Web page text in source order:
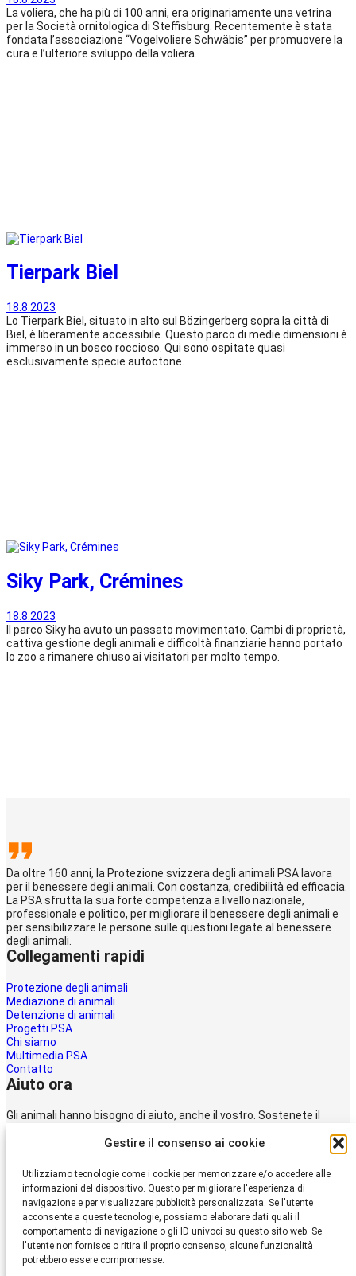
Gestire il consenso ai cookie
Utilizziamo tecnologie come i cookie per memorizzare e/o accedere alle
informazioni del dispositivo. Questo per migliorare l'esperienza di
navigazione e per visualizzare pubblicità personalizzata. Se l'utente
acconsente a queste tecnologie, possiamo elaborare dati quali il
comportamento di navigazione o gli ID univoci su questo sito web. Se
l'utente non fornisce o ritira il proprio consenso, alcune funzionalità
potrebbero essere compromesse.
La voliera, che ha più di 100 anni, era originariamente una vetrina
per la Società ornitologica di Steffisburg. Recentemente è stata
fondata l’associazione “Vogelvoliere Schwäbis” per promuovere la
cura e l’ulteriore sviluppo della voliera.
Tierpark Biel
18.8.2023
Lo Tierpark Biel, situato in alto sul Bözingerberg sopra la città di
Biel, è liberamente accessibile. Questo parco di medie dimensioni è
immerso in un bosco roccioso. Qui sono ospitate quasi
esclusivamente specie autoctone.
Siky Park, Crémines
18.8.2023
Il parco Siky ha avuto un passato movimentato. Cambi di proprietà,
cattiva gestione degli animali e difficoltà finanziarie hanno portato
lo zoo a rimanere chiuso ai visitatori per molto tempo.
Da oltre 160 anni, la Protezione svizzera degli animali PSA lavora
per il benessere degli animali. Con costanza, credibilità ed efficacia.
La PSA sfrutta la sua forte competenza a livello nazionale,
professionale e politico, per migliorare il benessere degli animali e
per sensibilizzare le persone sulle questioni legate al benessere
degli animali.
Collegamenti rapidi
Protezione degli animali
Mediazione di animali
Detenzione di animali
Progetti PSA
Chi siamo
Multimedia PSA
Contatto
Aiuto ora
Gli animali hanno bisogno di aiuto, anche il vostro. Sostenete il
Protezione svizzera degli animali PSA.
Donare
Protezione Svizzera
degli Animali PSA
Dornacherstrasse 101
CH-4053 Basilea
Telefono 058 510 64 00